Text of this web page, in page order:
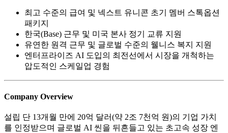
최고 수준의 급여 및 넥스트 유니콘 초기 멤버 스톡옵션
패키지
한국(Base) 근무 및 미국 본사 정기 교류 지원
유연한 원격 근무 및 글로벌 수준의 웰니스 복지 지원
엔터프라이즈 AI 도입의 최전선에서 시장을 개척하는
압도적인 스케일업 경험
Company Overview
설립 단 13개월 만에 20억 달러(약 2조 7천억 원)의 기업 가치
를 인정받으며 글로벌 AI 씬을 뒤흔들고 있는 초고속 성장 엔